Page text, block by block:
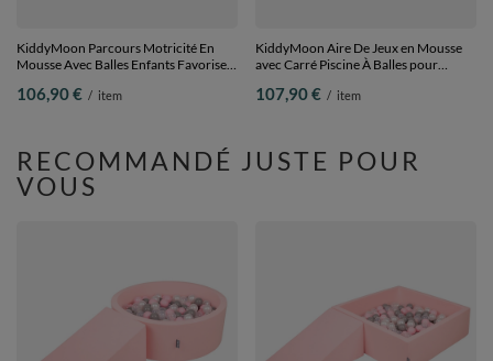
KiddyMoon Parcours Motricité En
Mousse Avec Balles Enfants Favorise
perle/gris/transparent/babyblue,
106,90 € / item
KiddyMoon Aire De Jeux en Mousse
avec Carré Piscine À Balles pour
poudré/perle/transparent, Piscine
107,90 € / item
RECOMMANDÉ JUSTE POUR
VOUS